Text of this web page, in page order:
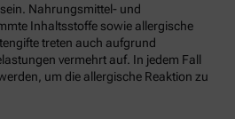
Nahrungsmittel- und
Inhaltsstoffe sowie allergische
treten auch aufgrund
vermehrt auf. In jedem Fall
um die allergische Reaktion zu